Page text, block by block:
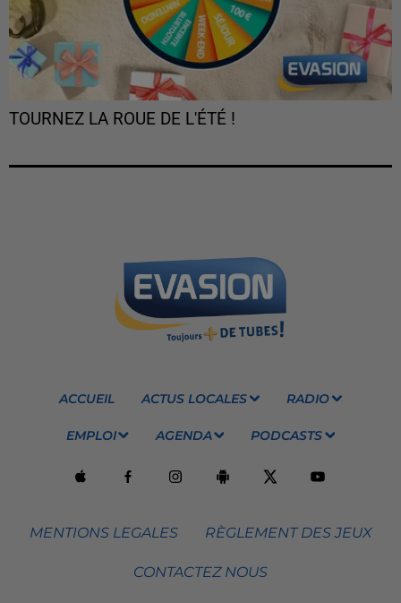
TOURNEZ LA ROUE DE L'ÉTÉ !
ACCUEIL ACTUS LOCALES RADIO
EMPLOI AGENDA PODCASTS
MENTIONS LEGALES RÈGLEMENT DES JEUX
CONTACTEZ NOUS